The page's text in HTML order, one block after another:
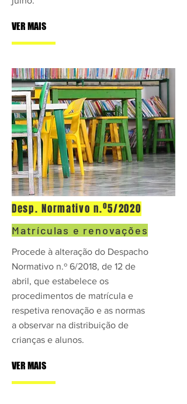
VER MAIS
Desp. Normativo n.º5/2020
Matrículas e renovações
Procede à alteração do Despacho
Normativo n.º 6/2018, de 12 de
abril, que estabelece os
procedimentos de matrícula e
respetiva renovação e as normas
a observar na distribuição de
crianças e alunos.
VER MAIS